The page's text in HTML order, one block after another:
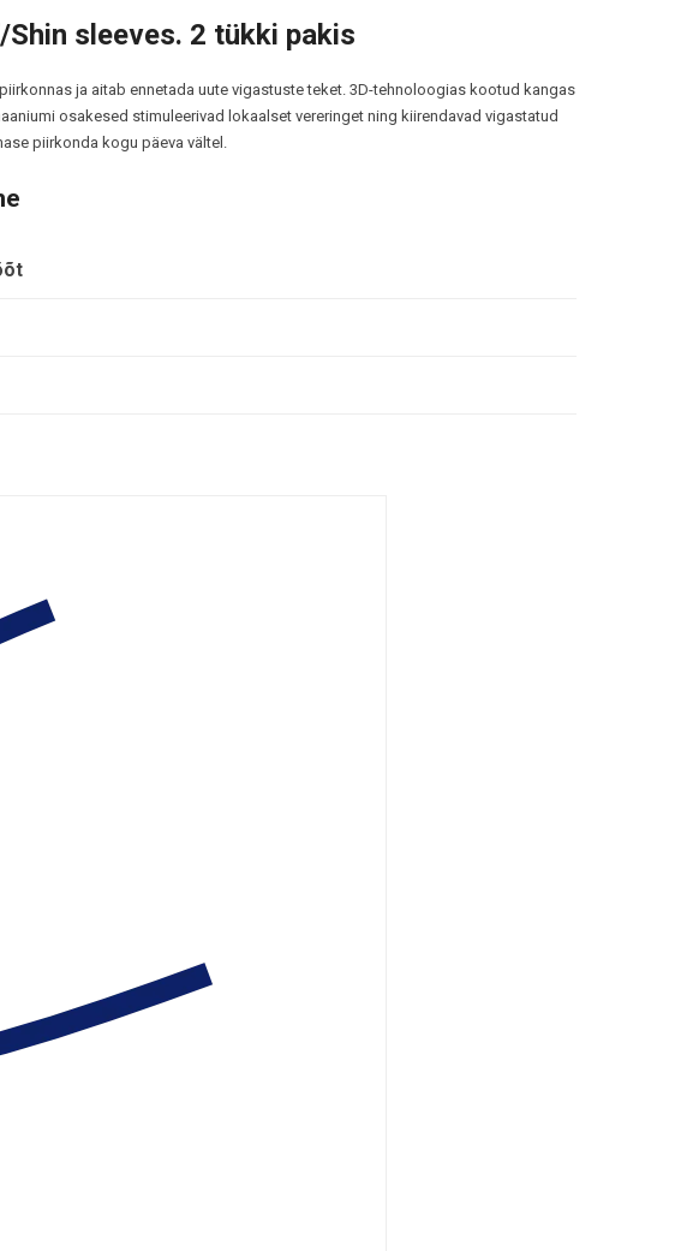
Shin sleeves. 2 tükki pakis
ja aitab ennetada uute vigastuste teket. 3D-tehnoloogias kootud kangas
osakesed stimuleerivad lokaalset vereringet ning kiirendavad vigastatud
piirkonda kogu päeva vältel.